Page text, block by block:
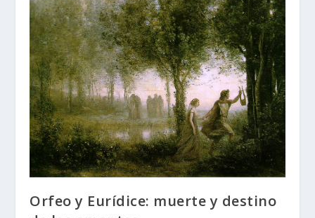
Orfeo y Eurídice: muerte y destino